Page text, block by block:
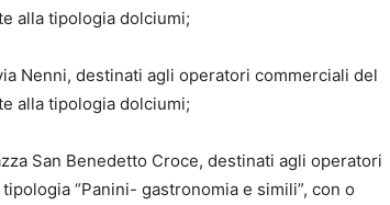
alla tipologia dolciumi;
Nenni, destinati agli operatori commerciali del
alla tipologia dolciumi;
San Benedetto Croce, destinati agli operatori
“Panini- gastronomia e simili”, con o